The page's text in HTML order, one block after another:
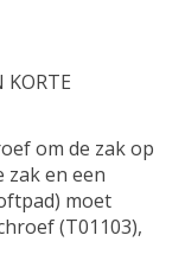
KORTE
om de zak op
zak en een
moet
(T01103),